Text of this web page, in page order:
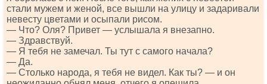
стали мужем и женой, все вышли на улицу и задаривали
невесту цветами и осыпали рисом.
— Что? Оля? Привет — услышала я внезапно.
— Здравствуй.
— Я тебя не замечал. Ты тут с самого начала?
— Да.
— Столько народа, я тебя не видел. Как ты? — и он